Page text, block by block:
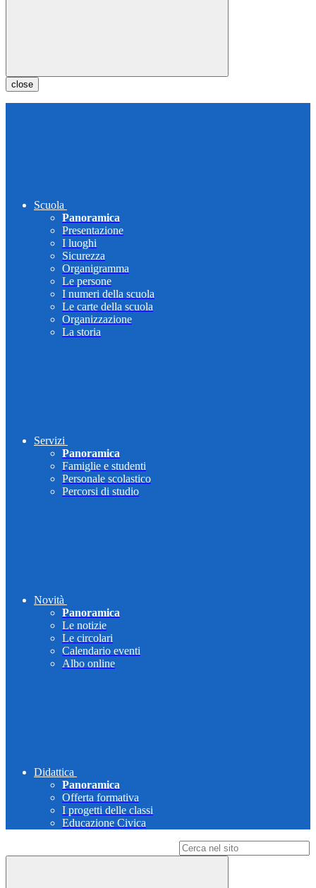
close
Scuola
Panoramica
Presentazione
I luoghi
Sicurezza
Organigramma
Le persone
I numeri della scuola
Le carte della scuola
Organizzazione
La storia
Servizi
Panoramica
Famiglie e studenti
Personale scolastico
Percorsi di studio
Novità
Panoramica
Le notizie
Le circolari
Calendario eventi
Albo online
Didattica
Panoramica
Offerta formativa
I progetti delle classi
Educazione Civica